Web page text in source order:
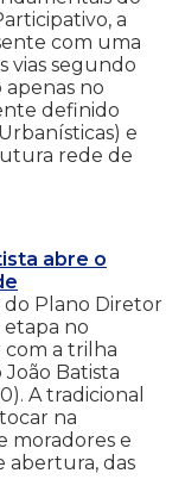
a
com uma
vias segundo
no
definido
e
rede de
abre o
Plano Diretor
etapa no
com a trilha
João Batista
A tradicional
na
moradores e
abertura, das